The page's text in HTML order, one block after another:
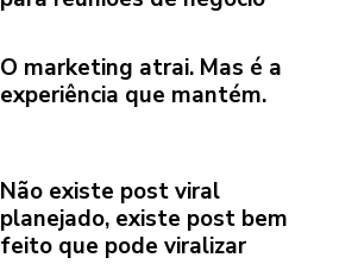
O marketing atrai. Mas é a
experiência que mantém.
Não existe post viral
planejado, existe post bem
feito que pode viralizar